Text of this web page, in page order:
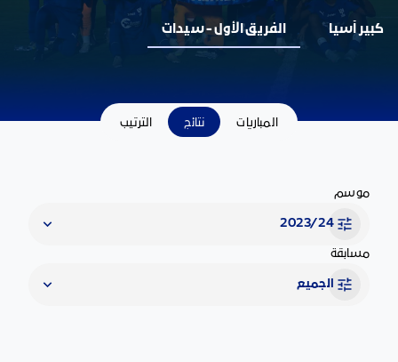
كبير آسيا الفريق الأول - سيدات
المباريات نتائج الترتيب
موسم
2023/24
مسابقة
الجميع